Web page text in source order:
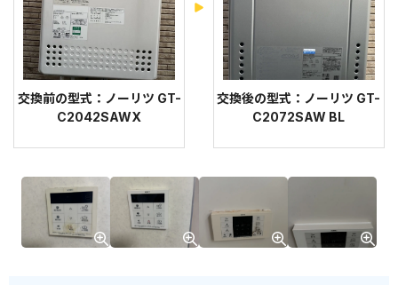
交換前の型式：ノーリツ GT-
C2042SAWX
交換後の型式：ノーリツ GT-
C2072SAW BL